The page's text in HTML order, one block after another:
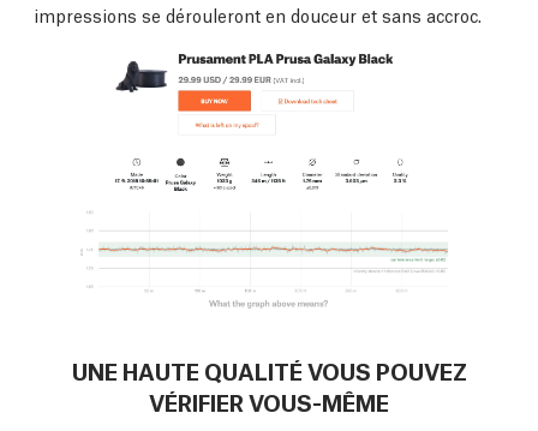
impressions se dérouleront en douceur et sans accroc.
UNE HAUTE QUALITÉ VOUS POUVEZ
VÉRIFIER VOUS-MÊME